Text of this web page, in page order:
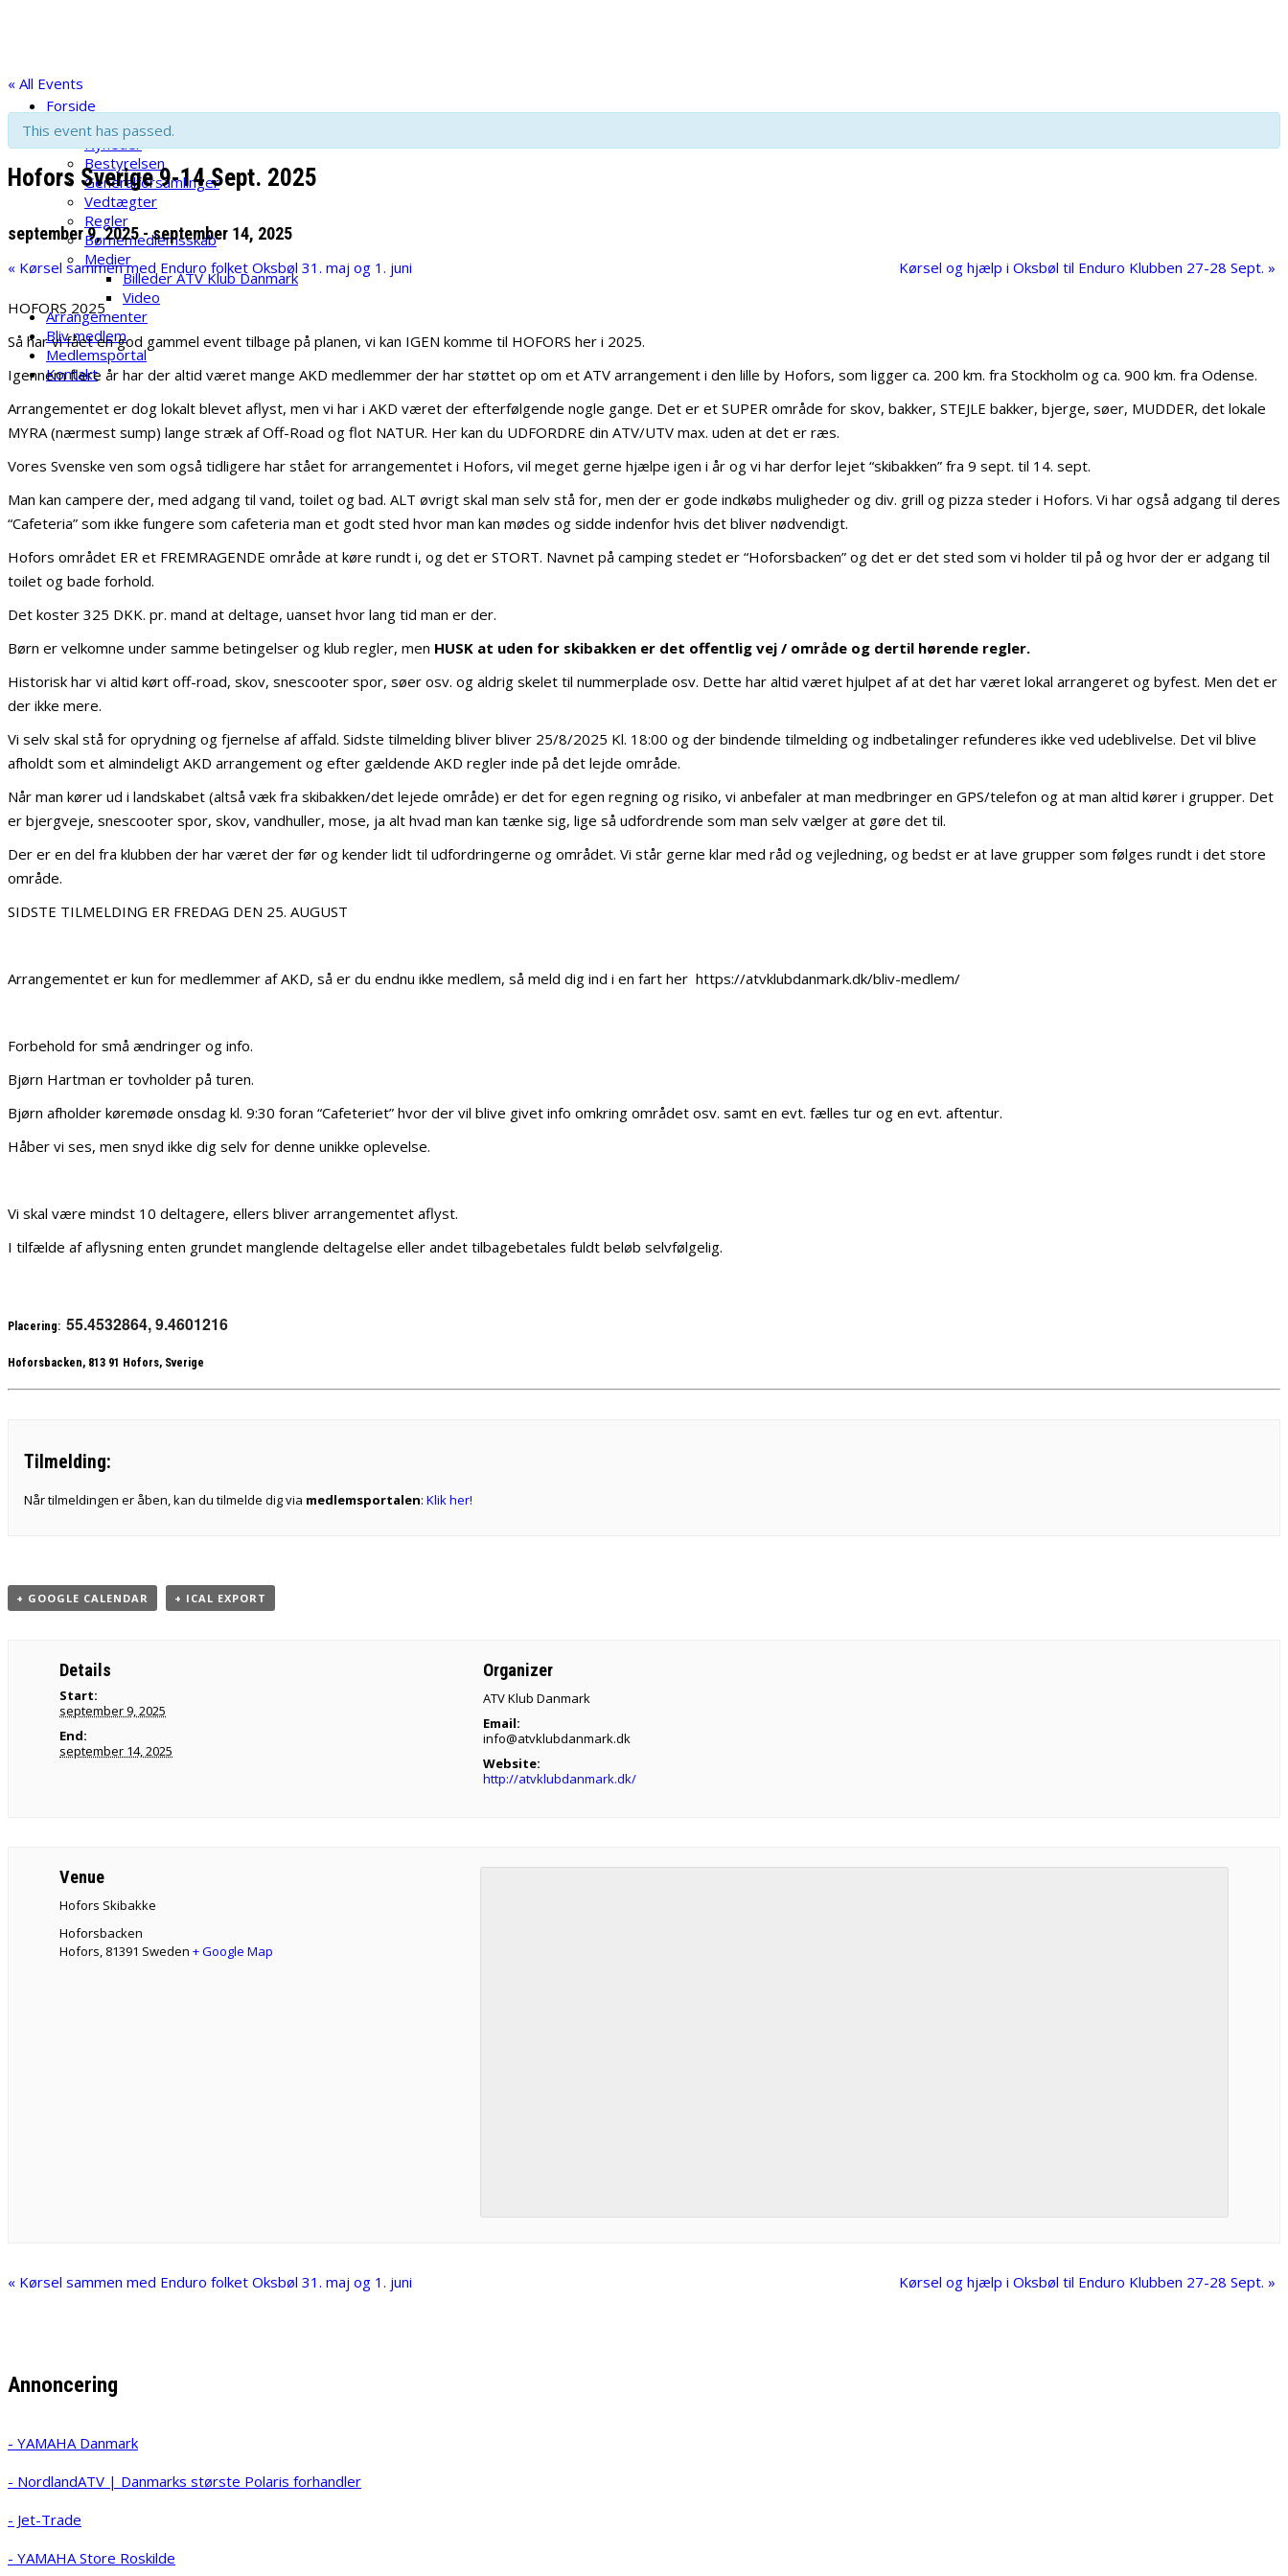
Forside
NYHEDER – INFO
Nyheder
Bestyrelsen
Generalforsamlinger
Vedtægter
Regler
Børnemedlemsskab
Medier
Billeder ATV Klub Danmark
Video
Arrangementer
Bliv medlem
Medlemsportal
Kontakt
« All Events
This event has passed.
Hofors Sverige 9-14 Sept. 2025
september 9, 2025-september 14, 2025
« Kørsel sammen med Enduro folket Oksbøl 31. maj og 1. juni Kørsel og hjælp i Oksbøl til Enduro Klubben 27-28 Sept. »
HOFORS 2025
Så har vi fået en god gammel event tilbage på planen, vi kan IGEN komme til HOFORS her i 2025.
Igennem flere år har der altid været mange AKD medlemmer der har støttet op om et ATV arrangement i den lille by Hofors, som ligger ca. 200 km. fra Stockholm og ca. 900 km. fra Odense.
Arrangementet er dog lokalt blevet aflyst, men vi har i AKD været der efterfølgende nogle gange. Det er et SUPER område for skov, bakker, STEJLE bakker, bjerge, søer, MUDDER, det lokale
MYRA (nærmest sump) lange stræk af Off-Road og flot NATUR. Her kan du UDFORDRE din ATV/UTV max. uden at det er ræs.
Vores Svenske ven som også tidligere har stået for arrangementet i Hofors, vil meget gerne hjælpe igen i år og vi har derfor lejet “skibakken” fra 9 sept. til 14. sept.
Man kan campere der, med adgang til vand, toilet og bad. ALT øvrigt skal man selv stå for, men der er gode indkøbs muligheder og div. grill og pizza steder i Hofors. Vi har også adgang til deres
“Cafeteria” som ikke fungere som cafeteria man et godt sted hvor man kan mødes og sidde indenfor hvis det bliver nødvendigt.
Hofors området ER et FREMRAGENDE område at køre rundt i, og det er STORT. Navnet på camping stedet er “Hoforsbacken” og det er det sted som vi holder til på og hvor der er adgang til
toilet og bade forhold.
Det koster 325 DKK. pr. mand at deltage, uanset hvor lang tid man er der.
Børn er velkomne under samme betingelser og klub regler, men HUSK at uden for skibakken er det offentlig vej / område og dertil hørende regler.
Historisk har vi altid kørt off-road, skov, snescooter spor, søer osv. og aldrig skelet til nummerplade osv. Dette har altid været hjulpet af at det har været lokal arrangeret og byfest. Men det er
der ikke mere.
Vi selv skal stå for oprydning og fjernelse af affald. Sidste tilmelding bliver bliver 25/8/2025 Kl. 18:00 og der bindende tilmelding og indbetalinger refunderes ikke ved udeblivelse. Det vil blive
afholdt som et almindeligt AKD arrangement og efter gældende AKD regler inde på det lejde område.
Når man kører ud i landskabet (altså væk fra skibakken/det lejede område) er det for egen regning og risiko, vi anbefaler at man medbringer en GPS/telefon og at man altid kører i grupper. Det
er bjergveje, snescooter spor, skov, vandhuller, mose, ja alt hvad man kan tænke sig, lige så udfordrende som man selv vælger at gøre det til.
Der er en del fra klubben der har været der før og kender lidt til udfordringerne og området. Vi står gerne klar med råd og vejledning, og bedst er at lave grupper som følges rundt i det store
område.
SIDSTE TILMELDING ER FREDAG DEN 25. AUGUST
Arrangementet er kun for medlemmer af AKD, så er du endnu ikke medlem, så meld dig ind i en fart her https://atvklubdanmark.dk/bliv-medlem/
Forbehold for små ændringer og info.
Bjørn Hartman er tovholder på turen.
Bjørn afholder køremøde onsdag kl. 9:30 foran “Cafeteriet” hvor der vil blive givet info omkring området osv. samt en evt. fælles tur og en evt. aftentur.
Håber vi ses, men snyd ikke dig selv for denne unikke oplevelse.
Vi skal være mindst 10 deltagere, ellers bliver arrangementet aflyst.
I tilfælde af aflysning enten grundet manglende deltagelse eller andet tilbagebetales fuldt beløb selvfølgelig.
Placering: 55.4532864, 9.4601216
Hoforsbacken, 813 91 Hofors, Sverige
Tilmelding:
Når tilmeldingen er åben, kan du tilmelde dig via medlemsportalen: Klik her!
+ GOOGLE CALENDAR + ICAL EXPORT
Details
Start:
september 9, 2025
End:
september 14, 2025
Organizer
ATV Klub Danmark
Email:
info@atvklubdanmark.dk
Website:
http://atvklubdanmark.dk/
Venue
Hofors Skibakke
Hoforsbacken
Hofors, 81391 Sweden + Google Map
« Kørsel sammen med Enduro folket Oksbøl 31. maj og 1. juni Kørsel og hjælp i Oksbøl til Enduro Klubben 27-28 Sept. »
Annoncering
- YAMAHA Danmark
- NordlandATV | Danmarks største Polaris forhandler
- Jet-Trade
- YAMAHA Store Roskilde